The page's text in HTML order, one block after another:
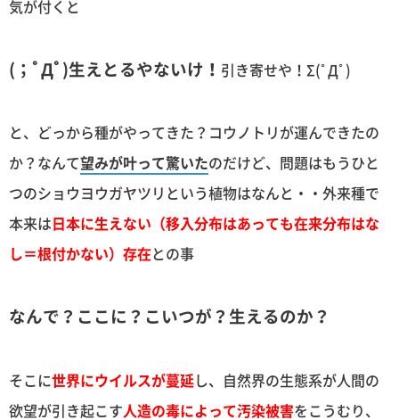
気が付くと
(；ﾟДﾟ)生えとるやないけ！ 引き寄せや！Σ(ﾟДﾟ)
と、どっから種がやってきた？コウノトリが運んできたの
か？なんて望みが叶って驚いたのだけど、問題はもうひと
つのショウヨウガヤツリという植物はなんと・・外来種で
本来は日本に生えない（移入分布はあっても在来分布はな
し＝根付かない）存在との事
なんで？ここに？こいつが？生えるのか？
そこに世界にウイルスが蔓延し、自然界の生態系が人間の
欲望が引き起こす人造の毒によって汚染被害をこうむり、